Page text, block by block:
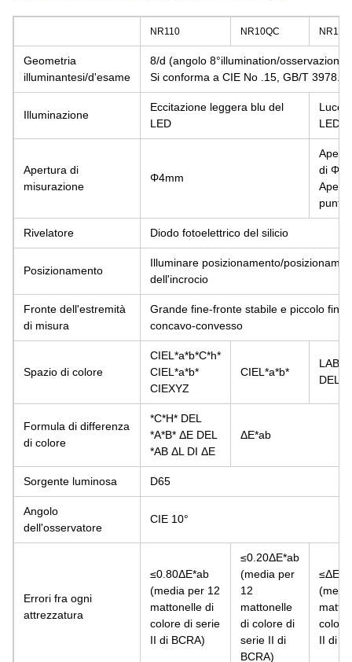
NR110 NR10QC NR100
Geometria
illuminantesi/d'esame
8/d (angolo 8°illumination/osservazione
Si conforma a CIE No .15, GB/T 3978.
Illuminazione
Eccitazione leggera blu del
LED
Luce
LED
Apertura di
misurazione
Φ4mm
di
punta
Rivelatore Diodo fotoelettrico del silicio
Posizionamento
Illuminare posizionamento/
dell'incrocio
Fronte dell'estremità
di misura
Grande fine-fronte stabile e piccolo
concavo-convesso
Spazio di colore
CIEL*a*b*C*h*
CIEL*a*b*
CIEXYZ
CIEL*a*b*
DEL
Formula di differenza
di colore
*C*H* DEL
*A*B* ΔE DEL
*AB ΔL DI ΔE
ΔE*ab
Sorgente luminosa D65
Angolo
dell'osservatore
CIE 10°
Errori fra ogni
attrezzatura
≤0.80ΔE*ab
(media per 12
mattonelle di
colore di serie
II di BCRA)
≤0.20ΔE*ab
(media per
12
mattonelle
di colore di
serie II di
BCRA)
II di